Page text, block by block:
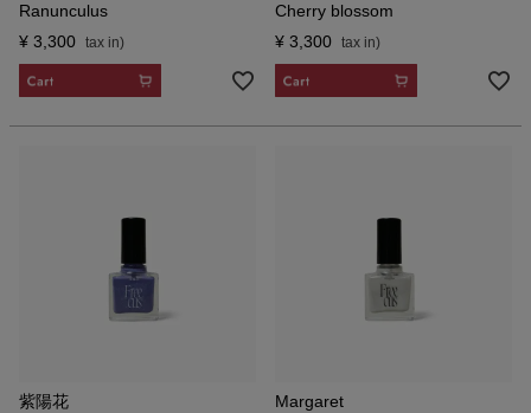
Ranunculus
¥ 3,300
Cherry blossom
¥ 3,300
紫陽花
Margaret